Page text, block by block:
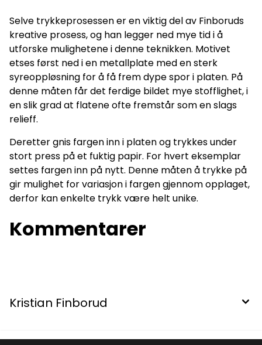
Selve trykkeprosessen er en viktig del av Finboruds
kreative prosess, og han legger ned mye tid i å
utforske mulighetene i denne teknikken. Motivet
etses først ned i en metallplate med en sterk
syreoppløsning for å få frem dype spor i platen. På
denne måten får det ferdige bildet mye stofflighet, i
en slik grad at flatene ofte fremstår som en slags
relieff.
Deretter gnis fargen inn i platen og trykkes under
stort press på et fuktig papir. For hvert eksemplar
settes fargen inn på nytt. Denne måten å trykke på
gir mulighet for variasjon i fargen gjennom opplaget,
derfor kan enkelte trykk være helt unike.
Kommentarer
Kristian Finborud